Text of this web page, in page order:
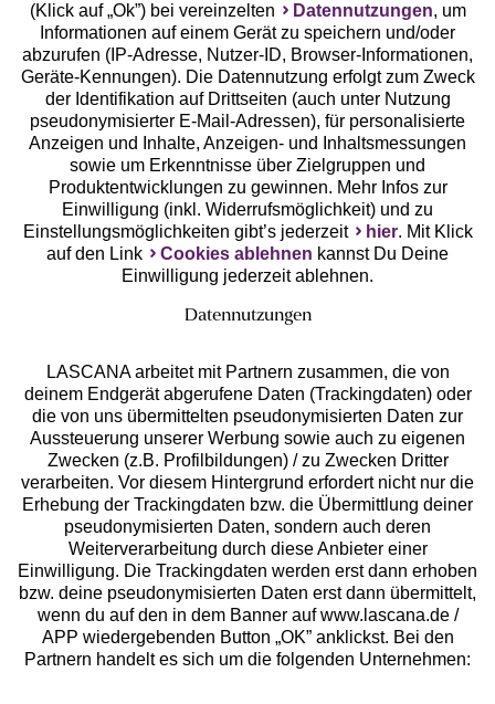
Geprüfte Sicherheit
Unsere Apps
Services
Beratung
Über uns
Rechtliches
(Klick auf „Ok”) bei vereinzelten
Datennutzungen, um
Informationen auf einem Gerät zu speichern und/oder
abzurufen (IP-Adresse, Nutzer-ID, Browser-Informationen,
Geräte-Kennungen). Die Datennutzung erfolgt zum Zweck
der Identifikation auf Drittseiten (auch unter Nutzung
pseudonymisierter E-Mail-Adressen), für personalisierte
Anzeigen und Inhalte, Anzeigen- und Inhaltsmessungen
sowie um Erkenntnisse über Zielgruppen und
Produktentwicklungen zu gewinnen. Mehr Infos zur
Einwilligung (inkl. Widerrufsmöglichkeit) und zu
Einstellungsmöglichkeiten gibt’s jederzeit
hier. Mit Klick
auf den Link
Cookies ablehnen kannst Du Deine
Einwilligung jederzeit ablehnen.
Datennutzungen
LASCANA arbeitet mit Partnern zusammen, die von
deinem Endgerät abgerufene Daten (Trackingdaten) oder
die von uns übermittelten pseudonymisierten Daten zur
Aussteuerung unserer Werbung sowie auch zu eigenen
Zwecken (z.B. Profilbildungen) / zu Zwecken Dritter
verarbeiten. Vor diesem Hintergrund erfordert nicht nur die
Erhebung der Trackingdaten bzw. die Übermittlung deiner
pseudonymisierten Daten, sondern auch deren
Weiterverarbeitung durch diese Anbieter einer
Einwilligung. Die Trackingdaten werden erst dann erhoben
bzw. deine pseudonymisierten Daten erst dann übermittelt,
wenn du auf den in dem Banner auf www.lascana.de /
APP wiedergebenden Button „OK” anklickst. Bei den
Partnern handelt es sich um die folgenden Unternehmen: